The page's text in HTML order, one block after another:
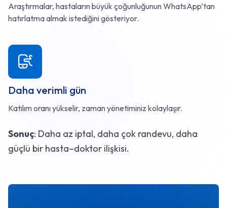
Araştırmalar, hastaların büyük çoğunluğunun WhatsApp’tan
hatırlatma almak istediğini gösteriyor.
Daha verimli gün
Katılım oranı yükselir, zaman yönetiminiz kolaylaşır.
Sonuç: Daha az iptal, daha çok randevu, daha
güçlü bir hasta–doktor ilişkisi.